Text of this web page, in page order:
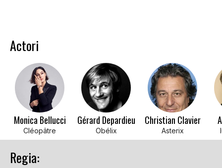
Actori
Monica Bellucci
Cléopâtre
Gérard Depardieu
Obélix
Christian Clavier
Asterix
Regia: